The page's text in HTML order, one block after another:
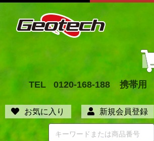
TEL 0120-168-188 携帯用
お気に入り 新規会員登録